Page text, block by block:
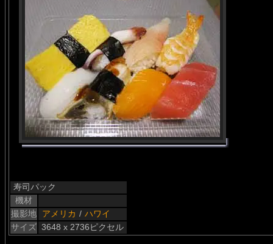
寿司パック
機材
撮影地
アメリカ / ハワイ
サイズ 3648 x 2736ピクセル